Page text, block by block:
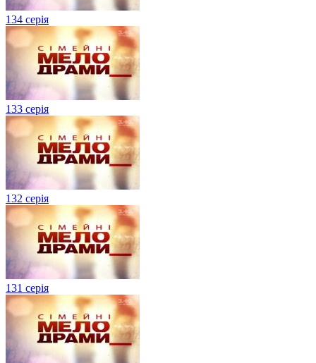
134 серiя
133 серія
132 серія
131 серія